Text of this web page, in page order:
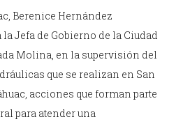
Berenice Hernández
Jefa de Gobierno de la Ciudad
Molina, en la supervisión del
que se realizan en San
acciones que forman parte
para atender una